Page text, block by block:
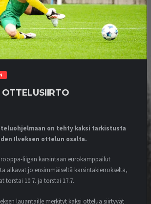
OTTELUSIIRTO
on tehty kaksi tarkistusta
Ilveksen ottelun osalta.
liigan karsintaan eurokamppailut
alkavat jo ensimmäiseltä karsintakierrokselta,
torstai 10.7. ja torstai 17.7.
lauantaille merkityt kaksi ottelua siirtyvät